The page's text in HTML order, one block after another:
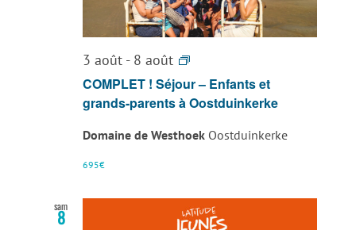
3 août- 8 août
Séjour
–
Enfants
grand-
Oostduinkerke
COMPLET ! Séjour – Enfants et
grands-parents à Oostduinkerke
Domaine de Westhoek Oostduinkerke
695€
sam
8